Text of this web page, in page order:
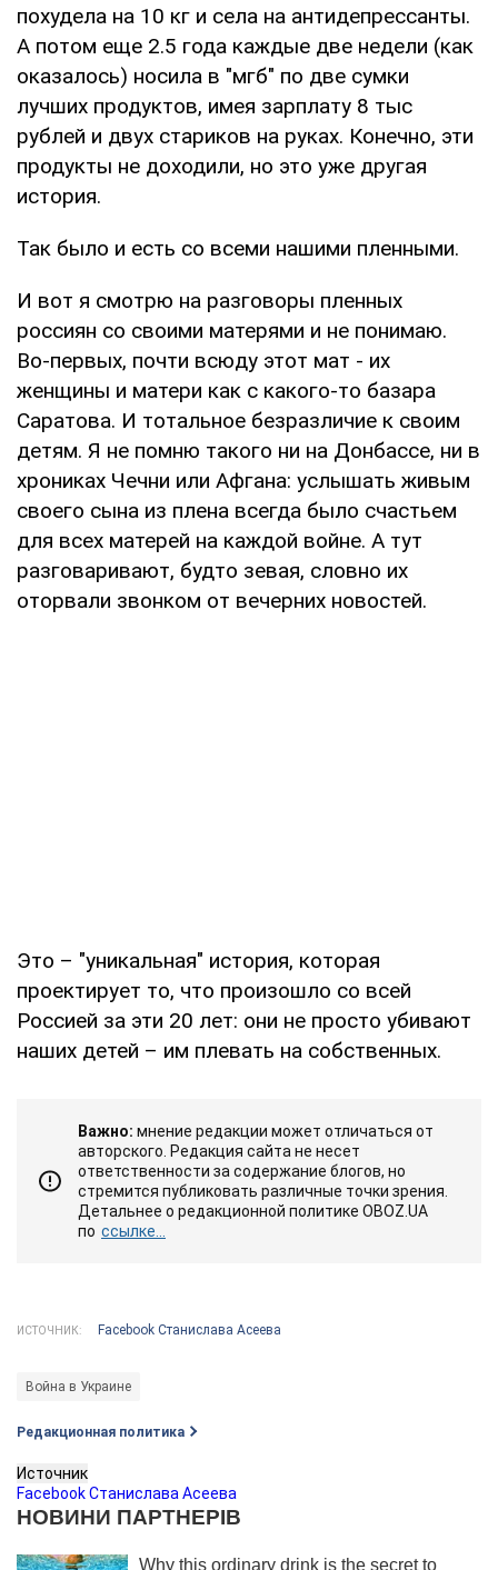
похудела на 10 кг и села на антидепрессанты.
А потом еще 2.5 года каждые две недели (как
оказалось) носила в "мгб" по две сумки
лучших продуктов, имея зарплату 8 тыс
рублей и двух стариков на руках. Конечно, эти
продукты не доходили, но это уже другая
история.
Так было и есть со всеми нашими пленными.
И вот я смотрю на разговоры пленных
россиян со своими матерями и не понимаю.
Во-первых, почти всюду этот мат - их
женщины и матери как с какого-то базара
Саратова. И тотальное безразличие к своим
детям. Я не помню такого ни на Донбассе, ни в
хрониках Чечни или Афгана: услышать живым
своего сына из плена всегда было счастьем
для всех матерей на каждой войне. А тут
разговаривают, будто зевая, словно их
оторвали звонком от вечерних новостей.
Это – "уникальная" история, которая
проектирует то, что произошло со всей
Россией за эти 20 лет: они не просто убивают
наших детей – им плевать на собственных.
Важно: мнение редакции может отличаться от
авторского. Редакция сайта не несет
ответственности за содержание блогов, но
стремится публиковать различные точки зрения.
Детальнее о редакционной политике OBOZ.UA
по ссылке...
ИСТОЧНИК: Facebook Станислава Асеева
Война в Украине
Редакционная политика
Источник
Facebook Станислава Асеева